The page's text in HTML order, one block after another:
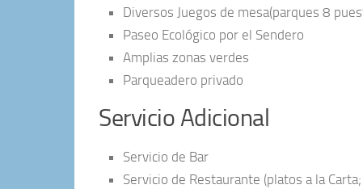
Diversos Juegos de mesa(parques 8
Paseo Ecológico por el Sendero
Amplias zonas verdes
Parqueadero privado
Servicio Adicional
Servicio de Bar
Servicio de Restaurante (platos a la